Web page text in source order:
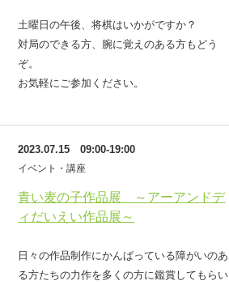
土曜日の午後、将棋はいかがですか？
対局のできる方、腕に覚えのある方もどう
ぞ。
お気軽にご参加ください。
青い麦の子作品展 ～アーアンドデ
ィだいえい作品展～
2023.07.15 09:00-19:00
イベント・講座
日々の作品制作にかんばっている障がいのあ
る方たちの力作を多くの方に鑑賞してもらい